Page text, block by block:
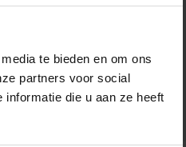
te bieden en om ons
partners voor social
die u aan ze heeft